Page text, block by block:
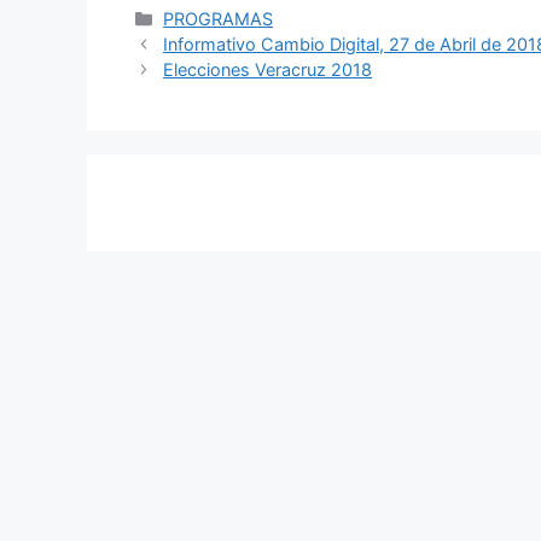
Categorías
PROGRAMAS
Navegación
de
Informativo Cambio Digital, 27 de Abril de
Elecciones Veracruz 2018